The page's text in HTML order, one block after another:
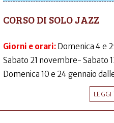
CORSO DI SOLO JAZZ
Giorni e orari: Domenica 4 e
Sabato 21 novembre- Sabato
Domenica 10 e 24 gennaio
LEGGI